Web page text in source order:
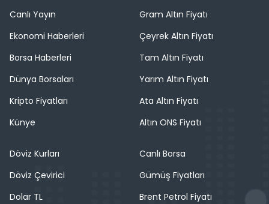
Canlı Yayın
Ekonomi Haberleri
Borsa Haberleri
Dünya Borsaları
Kripto Fiyatları
Künye
Gram Altın Fiyatı
Çeyrek Altın Fiyatı
Tam Altın Fiyatı
Yarım Altın Fiyatı
Ata Altın Fiyatı
Altın ONS Fiyatı
Döviz Kurları
Döviz Çevirici
Dolar TL
Canlı Borsa
Gümüş Fiyatları
Brent Petrol Fiyatı